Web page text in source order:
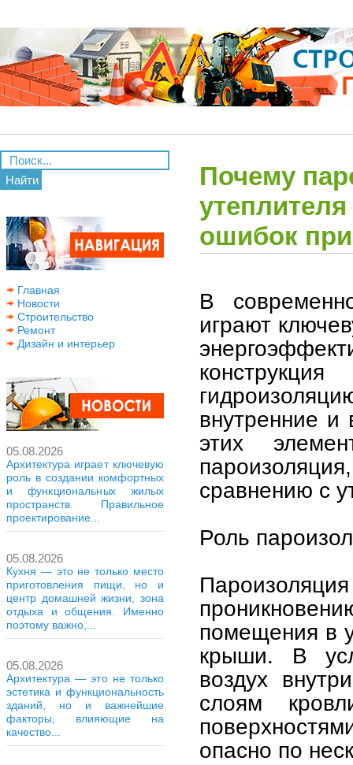
Найти
Главная
Новости
Строительство
Ремонт
Дизайн и интерьер
05.08.2026
Архитектура играет ключевую
роль в создании комфортных
и функциональных жилых
пространств. Правильное
проектирование...
05.08.2026
Кухня — это не только место
приготовления пищи, но и
центр домашней жизни, зона
отдыха и общения. Именно
поэтому важно,...
05.08.2026
Архитектура — это не только
эстетика и функциональность
зданий, но и важнейшие
факторы, влияющие на
качество...
Почему
ошибок
В
играют
внутренние
этих
сравнению с
Роль
помещения в
крыши. В
воздух
слоям
опасно по